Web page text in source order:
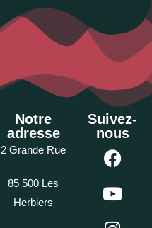
Notre
adresse
2 Grande Rue
85 500 Les
Herbiers
Suivez-
nous